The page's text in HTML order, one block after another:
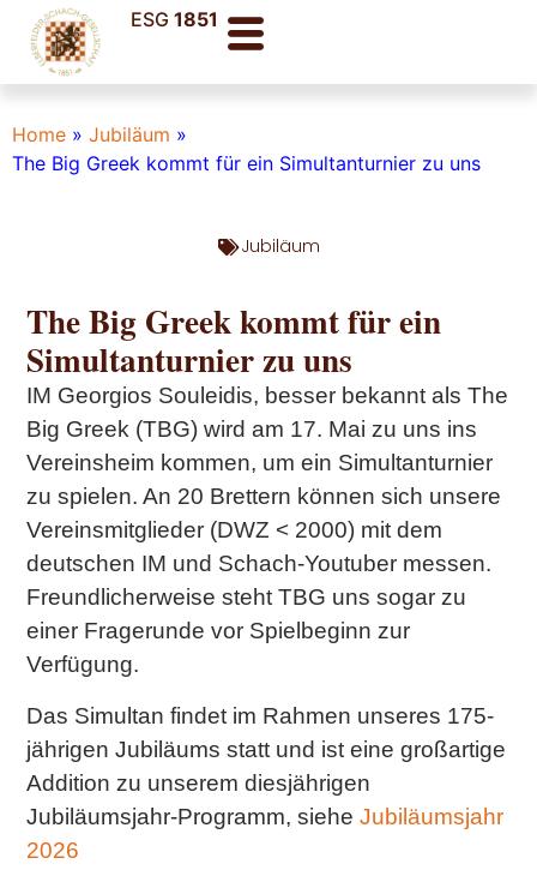
ESG1851
Home » Jubiläum »
The Big Greek kommt für ein Simultanturnier zu uns
Jubiläum
The Big Greek kommt für ein
Simultanturnier zu uns
IM Georgios Souleidis, besser bekannt als The
Big Greek (TBG) wird am 17. Mai zu uns ins
Vereinsheim kommen, um ein Simultanturnier
zu spielen. An 20 Brettern können sich unsere
Vereinsmitglieder (DWZ < 2000) mit dem
deutschen IM und Schach-Youtuber messen.
Freundlicherweise steht TBG uns sogar zu
einer Fragerunde vor Spielbeginn zur
Verfügung.
Das Simultan findet im Rahmen unseres 175-
jährigen Jubiläums statt und ist eine großartige
Addition zu unserem diesjährigen
Jubiläumsjahr-Programm, sieheJubiläumsjahr
2026